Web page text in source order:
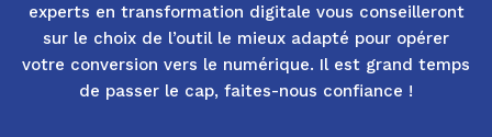
experts en transformation digitale vous conseilleront
sur le choix de l’outil le mieux adapté pour opérer
votre conversion vers le numérique. Il est grand temps
de passer le cap, faites-nous confiance !